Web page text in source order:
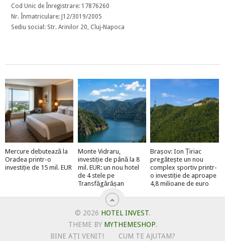
Cod Unic de Înregistrare: 17876260
Nr. Înmatriculare: J12/3019/2005
Sediu social: Str. Arinilor 20, Cluj-Napoca
Mercure debutează la
Oradea printr-o
investiție de 15 mil. EUR
Monte Vidraru,
investiție de până la 8
mil. EUR: un nou hotel
de 4 stele pe
Transfăgărășan
Brașov: Ion Țiriac
pregătește un nou
complex sportiv printr-
o investiție de aproape
4,8 milioane de euro
© 2026 HOTEL INVEST.
THEME BY MYTHEMESHOP.
BINE AȚI VENIT!
CUM TE AJUTAM?